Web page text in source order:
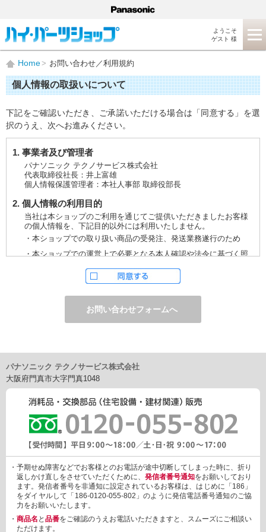
ようこそ
ゲスト 様
Home お問い合わせ／利用規約
個人情報の取扱いについて
下記をご確認いただき、ご承諾いただける場合は「同意する」を選
択のうえ、次へお進みください。
1. 事業者及び管理者
パナソニック テクノサービス株式会社
代表取締役社長：井上富雄
個人情報保護管理者：本社人事部 取締役部長
2. 個人情報の利用目的
当社は本ショップのご利用を通じてご提供いただきましたお客様
の個人情報を、下記目的以外には利用いたしません。
・本ショップでの取り扱い商品の受発注、発送業務遂行のため
・本ショップでの運営上で必要となる本人確認や法令に基づく照
ただし、お申し込みフォーム上でご希望の方のみに、下記サービ
・電子メール、ダイレクトメールなどによる情報のご提供
（1）ご提供情報の分野
・住宅関連設備・建材、家電製品、住まいづくり(新築・リフォー
車載関連商品など
（2）ご提供情報の概要
・商品、サービスに関するご提案
・商品サポート、メンテナンスに関するご提案
・キャンペーン、フェアー、イベントに関する情報ご提供
・アンケート、商品モニターに関する情報ご提供など
3. 個人情報の提供
あらかじめご本人様からご了解いただいている場合や法令で認め
られている場合を除き、個人情報を第三者に提供または開示いた
しません。
しかしながら、お客様がクレジットカード決済をご利用される場
合に限り、カード発行会社が行なう不正利用検知・防止「3Dセキ
ュア2.0」のために、お客様が利用するカード発行会社及び、決済
代行会社：GMOペイメントゲートウェイ（第三者）に、下記の情
報を開示し、本人認証を行います。
・金額など、決済に関する情報
パナソニック テクノサービス株式会社
大阪府門真市大字門真1048
・予期せぬ障害などでお客様とのお電話が途中切断してしまった時に、折り
返しかけ直しをさせていただくために、 発信者番号通知をお願いしており
ます。発信者番号を非通知に設定されているお客様は、はじめに「186」
をダイヤルして「186-0120-055-802」のように発信電話番号通知のご協
力をお願いいたします。
・ 商品名 と 品番をご確認のうえお電話いただきますと、スムーズにご相談い
ただけます。